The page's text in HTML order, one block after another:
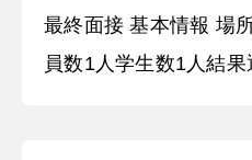
が猛威を奮い、十分に
いていたため、そのよ
最終面接 基本情報 場所オフィス時間60分社
員数1人学生数1人結